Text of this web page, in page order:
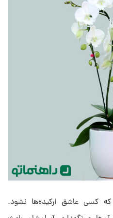
کسی عاشق ارکیده‌ها نشود.